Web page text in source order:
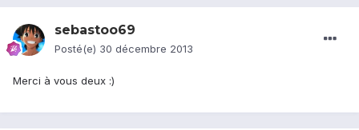
sebastoo69
Posté(e) 30 décembre 2013
Merci à vous deux :)